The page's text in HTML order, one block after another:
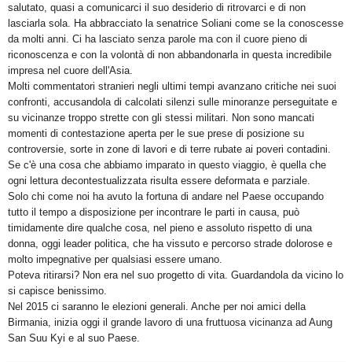
salutato, quasi a comunicarci il suo desiderio di ritrovarci e di non
lasciarla sola. Ha abbracciato la senatrice Soliani come se la conoscesse
da molti anni. Ci ha lasciato senza parole ma con il cuore pieno di
riconoscenza e con la volontà di non abbandonarla in questa incredibile
impresa nel cuore dell'Asia.
Molti commentatori stranieri negli ultimi tempi avanzano critiche nei suoi
confronti, accusandola di calcolati silenzi sulle minoranze perseguitate e
su vicinanze troppo strette con gli stessi militari. Non sono mancati
momenti di contestazione aperta per le sue prese di posizione su
controversie, sorte in zone di lavori e di terre rubate ai poveri contadini.
Se c'è una cosa che abbiamo imparato in questo viaggio, è quella che
ogni lettura decontestualizzata risulta essere deformata e parziale.
Solo chi come noi ha avuto la fortuna di andare nel Paese occupando
tutto il tempo a disposizione per incontrare le parti in causa, può
timidamente dire qualche cosa, nel pieno e assoluto rispetto di una
donna, oggi leader politica, che ha vissuto e percorso strade dolorose e
molto impegnative per qualsiasi essere umano.
Poteva ritirarsi? Non era nel suo progetto di vita. Guardandola da vicino lo
si capisce benissimo.
Nel 2015 ci saranno le elezioni generali. Anche per noi amici della
Birmania, inizia oggi il grande lavoro di una fruttuosa vicinanza ad Aung
San Suu Kyi e al suo Paese.